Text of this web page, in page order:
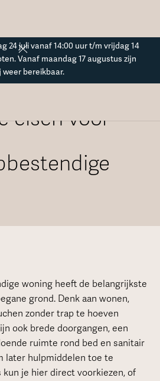
24 juli vanaf 14:00 uur t/m vrijdag 14
Vanaf maandag 17 augustus zijn
weer bereikbaar.
eisen voor
woning heeft de belangrijkste
grond. Denk aan wonen,
zonder trap te hoeven
ook brede doorgangen, een
ruimte rond bed en sanitair
later hulpmiddelen toe te
kun je hier direct voorkiezen, of